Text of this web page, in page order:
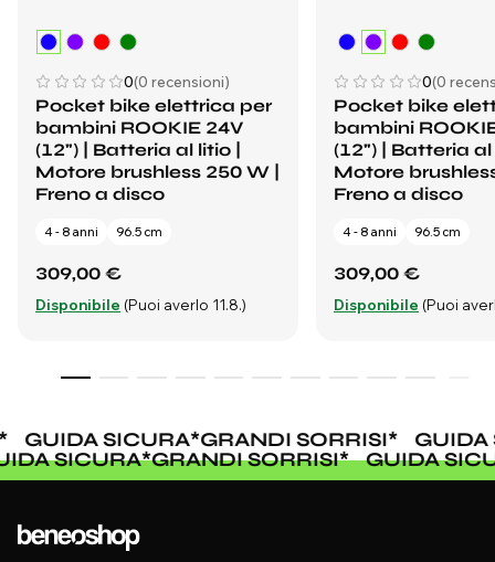
0(0 recensioni)
Pocket bike elettrica per
bambini ROOKIE 24V
(12") | Batteria al litio |
Motore brushless 250 W |
Freno a disco
4 - 8 anni 96.5 cm
309,00 €
Disponibile (Puoi averlo 11.8.)
0(0
Pocket bike
bambini
(12") | Batteria al
Motore
Freno a disco
4 - 8 anni 96.5 cm
309,00 €
Disponibile (Puoi
GUIDA SICURA*GRANDI SORRISI*
GUIDA
SICURA*GRANDI SORRISI* GUIDA